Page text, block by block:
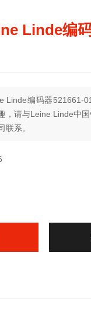
Linde编
Linde编码器521661-
，请与Leine Linde中
联系。